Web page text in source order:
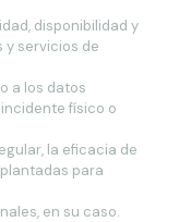
disponibilidad y
y servicios de
a los datos
físico o
la eficacia de
para
en su caso.